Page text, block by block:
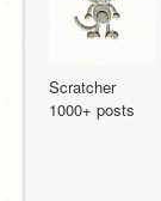
Scratcher
1000+ posts